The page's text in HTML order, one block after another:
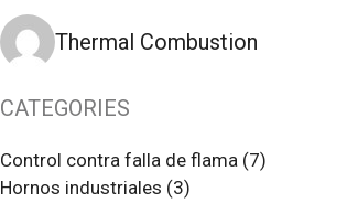
Thermal Combustion
CATEGORIES
Control contra falla de flama (7)
Hornos industriales (3)